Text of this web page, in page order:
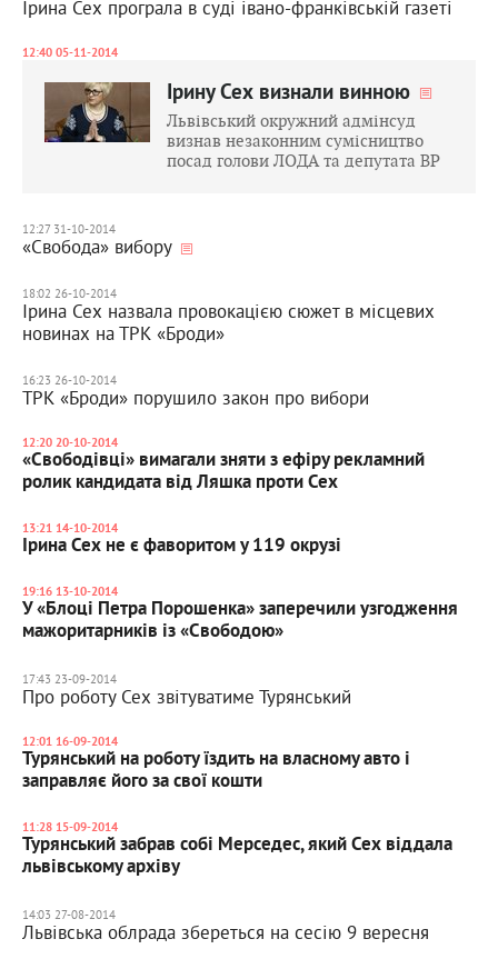
Ірина Сех програла в суді івано-франківській газеті
12:40 05-11-2014
Ірину Сех визнали винною
Львівський окружний адмінсуд
визнав незаконним сумісництво
посад голови ЛОДА та депутата ВР
12:27 31-10-2014
«Свобода» вибору
18:02 26-10-2014
Ірина Сех назвала провокацією сюжет в місцевих
новинах на ТРК «Броди»
16:23 26-10-2014
ТРК «Броди» порушило закон про вибори
12:20 20-10-2014
«Свободівці» вимагали зняти з ефіру рекламний
ролик кандидата від Ляшка проти Сех
13:21 14-10-2014
Ірина Сех не є фаворитом у 119 окрузі
19:16 13-10-2014
У «Блоці Петра Порошенка» заперечили узгодження
мажоритарників із «Свободою»
17:43 23-09-2014
Про роботу Сех звітуватиме Турянський
12:01 16-09-2014
Турянський на роботу їздить на власному авто і
заправляє його за свої кошти
11:28 15-09-2014
Турянський забрав собі Мерседес, який Сех віддала
львівському архіву
14:03 27-08-2014
Львівська облрада збереться на сесію 9 вересня